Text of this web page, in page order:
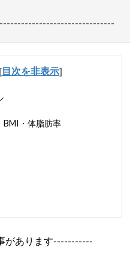
[目次を非表示]
BMI・体脂肪率
があります-----------